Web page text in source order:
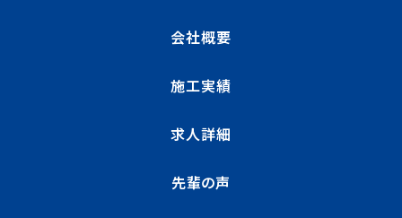
会社概要
施工実績
求人詳細
先輩の声